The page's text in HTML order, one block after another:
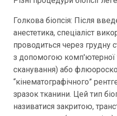
Голкова біопсія: Після
анестетика, спеціаліст
проводиться через грудну
з допомогою комп'ютерної
сканування) або
“кінематографічного”
зразок тканини. Цей тип
називатися закритою,